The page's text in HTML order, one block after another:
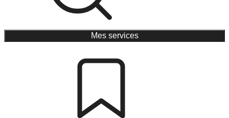
Mes services